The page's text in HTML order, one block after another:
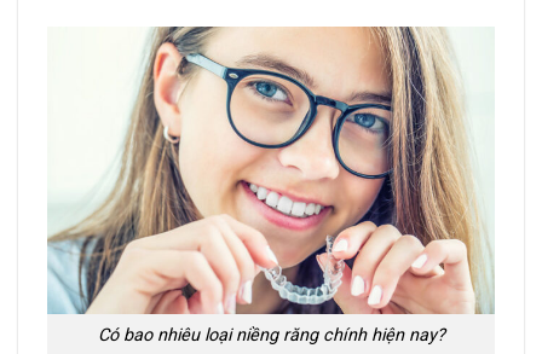
Có bao nhiêu loại niềng răng chính hiện nay?